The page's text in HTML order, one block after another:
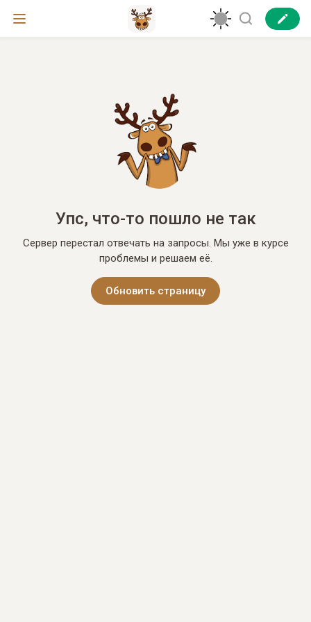
Упс, что-то пошло не так
Сервер перестал отвечать на запросы. Мы уже в курсе
проблемы и решаем её.
Обновить страницу